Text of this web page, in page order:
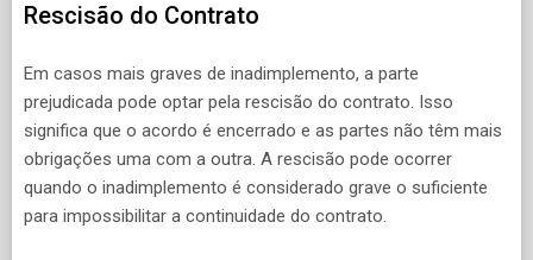
Rescisão do Contrato
Em casos mais graves de inadimplemento, a parte
prejudicada pode optar pela rescisão do contrato. Isso
significa que o acordo é encerrado e as partes não têm mais
obrigações uma com a outra. A rescisão pode ocorrer
quando o inadimplemento é considerado grave o suficiente
para impossibilitar a continuidade do contrato.